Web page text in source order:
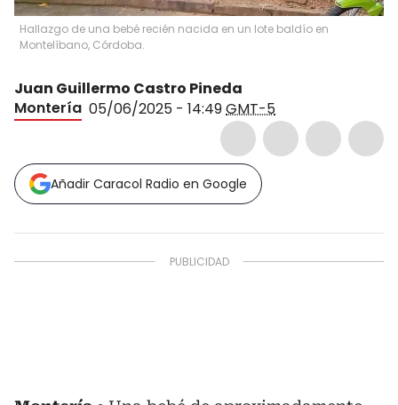
Hallazgo de una bebé recién nacida en un lote baldío en
Montelíbano, Córdoba.
Juan Guillermo Castro Pineda
Montería 05/06/2025 - 14:49GMT-5
Añadir Caracol Radio en Google